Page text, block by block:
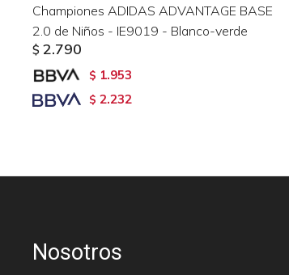
Championes ADIDAS ADVANTAGE BASE
2.0 de Niños - IE9019 - Blanco-verde
$ 2.790
$ 1.953
$ 2.232
Nosotros